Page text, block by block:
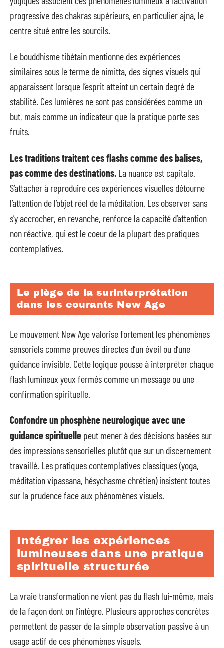
progressive des chakras supérieurs, en particulier ajna, le
centre situé entre les sourcils.
Le bouddhisme tibétain mentionne des expériences
similaires sous le terme de nimitta, des signes visuels qui
apparaissent lorsque l’esprit atteint un certain degré de
stabilité. Ces lumières ne sont pas considérées comme un
but, mais comme un indicateur que la pratique porte ses
fruits.
Les traditions traitent ces flashs comme des balises,
pas comme des destinations. La nuance est capitale.
S’attacher à reproduire ces expériences visuelles détourne
l’attention de l’objet réel de la méditation. Les observer sans
s’y accrocher, en revanche, renforce la capacité d’attention
non réactive, qui est le coeur de la plupart des pratiques
contemplatives.
Le piège de la surinterprétation
dans les courants New Age
Le mouvement New Age valorise fortement les phénomènes
sensoriels comme preuves directes d’un éveil ou d’une
guidance invisible. Cette logique pousse à interpréter chaque
flash lumineux yeux fermés comme un message ou une
confirmation spirituelle.
Confondre un phosphène neurologique avec une
guidance spirituelle peut mener à des décisions basées sur
des impressions sensorielles plutôt que sur un discernement
travaillé. Les pratiques contemplatives classiques (yoga,
méditation vipassana, hésychasme chrétien) insistent toutes
sur la prudence face aux phénomènes visuels.
Intégrer les expériences
lumineuses dans une pratique
spirituelle structurée
La vraie transformation ne vient pas du flash lui-même, mais
de la façon dont on l’intègre. Plusieurs approches concrètes
permettent de passer de la simple observation passive à un
usage actif de ces phénomènes visuels.